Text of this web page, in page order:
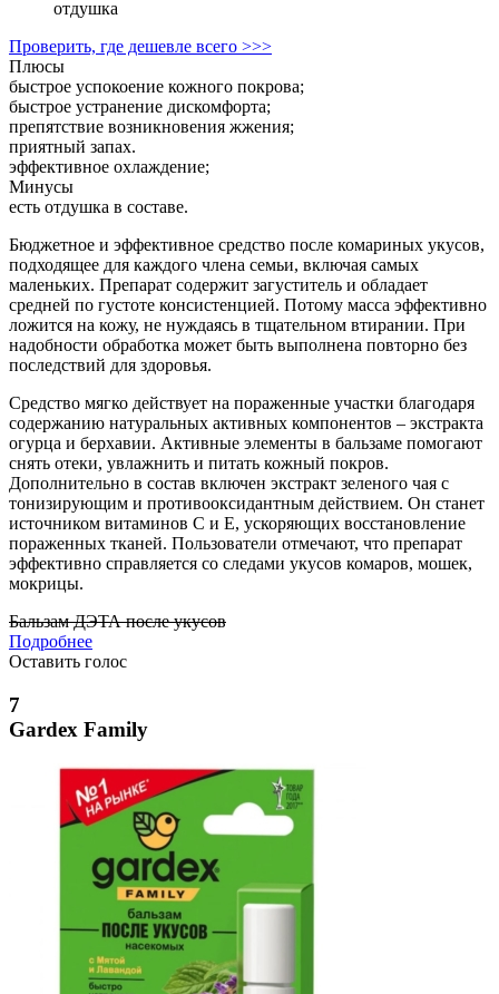
отдушка
Проверить, где дешевле всего >>>
Плюсы
быстрое успокоение кожного покрова;
быстрое устранение дискомфорта;
препятствие возникновения жжения;
приятный запах.
эффективное охлаждение;
Минусы
есть отдушка в составе.
Бюджетное и эффективное средство после комариных укусов,
подходящее для каждого члена семьи, включая самых
маленьких. Препарат содержит загуститель и обладает
средней по густоте консистенцией. Потому масса эффективно
ложится на кожу, не нуждаясь в тщательном втирании. При
надобности обработка может быть выполнена повторно без
последствий для здоровья.
Средство мягко действует на пораженные участки благодаря
содержанию натуральных активных компонентов – экстракта
огурца и берхавии. Активные элементы в бальзаме помогают
снять отеки, увлажнить и питать кожный покров.
Дополнительно в состав включен экстракт зеленого чая с
тонизирующим и противооксидантным действием. Он станет
источником витаминов C и E, ускоряющих восстановление
пораженных тканей. Пользователи отмечают, что препарат
эффективно справляется со следами укусов комаров, мошек,
мокрицы.
Бальзам ДЭТА после укусов
Подробнее
Оставить голос
7
Gardex Family